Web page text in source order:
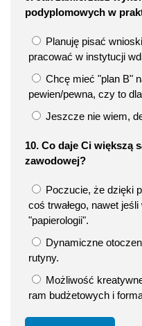
podyplomowych w
Planuję pisać
pracować w instytucji
Chcę mieć "plan B"
pewien/pewna, czy to
Jeszcze nie wiem,
10. Co daje Ci większą
zawodowej?
Poczucie, że dzięki
coś trwałego, nawet
"papierologii".
Dynamiczne
rutyny.
Możliwość
ram budżetowych i